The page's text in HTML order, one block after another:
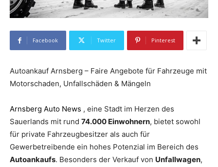
Facebook Twitter Pinterest
Autoankauf Arnsberg – Faire Angebote für Fahrzeuge mit
Motorschaden, Unfallschäden & Mängeln
Arnsberg Auto News , eine Stadt im Herzen des
Sauerlands mit rund 74.000 Einwohnern, bietet sowohl
für private Fahrzeugbesitzer als auch für
Gewerbetreibende ein hohes Potenzial im Bereich des
Autoankaufs. Besonders der Verkauf von Unfallwagen,